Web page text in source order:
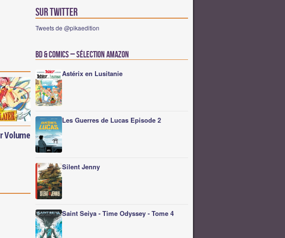
Volume
Sur Twitter
Tweets de @pikaedition
BD & Comics – Sélection Amazon
Astérix en Lusitanie
Les Guerres de Lucas Episode 2
Silent Jenny
Saint Seiya - Time Odyssey - Tome 4